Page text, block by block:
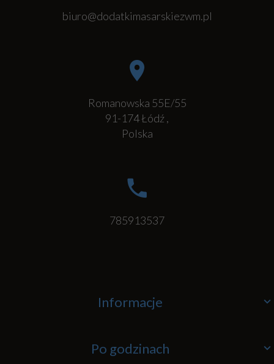
biuro@dodatkimasarskiezwm.pl
Romanowska 55E/55
91-174Łódź,
Polska
785913537
Informacje
Po godzinach